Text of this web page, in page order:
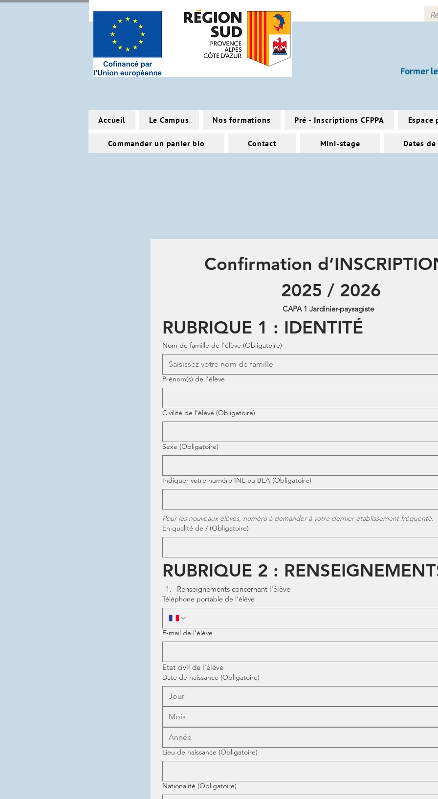
Former
Accueil Le Campus Nos formations Pré - Inscriptions CFPPA Espace
Commander un panier bio Contact Mini-stage Dates
Confirmation
2025 / 2026
CAPA 1 Jardinier-paysagiste
RUBRIQUE 1 : IDENTITÉ
Nom de famille de l'élève (Obligatoire)
Prénom(s) de l'élève
Civilité de l'élève (Obligatoire)
Sexe (Obligatoire)
Indiquer votre numéro INE ou BEA (Obligatoire)
Pour les nouveaux élèves, numéro à demander à votre dernier établissement fréquenté.
En qualité de / (Obligatoire)
RUBRIQUE 2 :
Renseignements concernant l'élève
Téléphone portable de l'élève
E‑mail de l'élève
Etat civil de l'élève
Date de naissance (Obligatoire)
Mois
Lieu de naissance (Obligatoire)
Nationalité (Obligatoire)